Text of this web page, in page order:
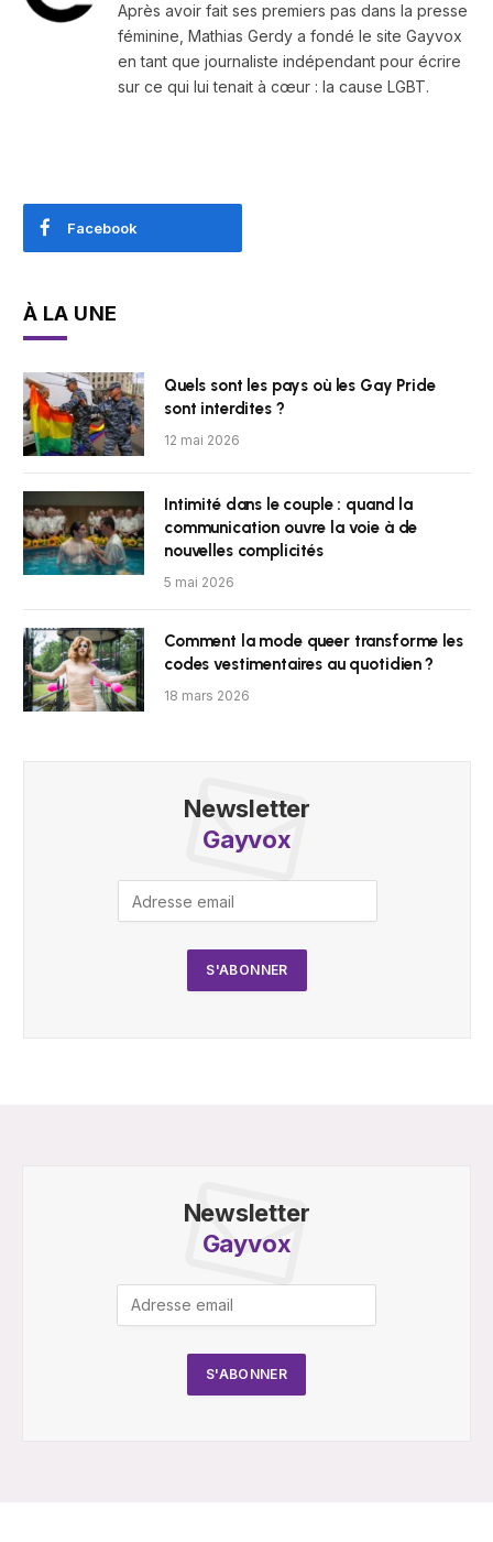
Après avoir fait ses premiers pas dans la presse
féminine, Mathias Gerdy a fondé le site Gayvox
en tant que journaliste indépendant pour écrire
sur ce qui lui tenait à cœur : la cause LGBT.
Facebook
À LA UNE
Quels sont les pays où les Gay Pride
sont interdites ?
12 mai 2026
Intimité dans le couple : quand la
communication ouvre la voie à de
nouvelles complicités
5 mai 2026
Comment la mode queer transforme les
codes vestimentaires au quotidien ?
18 mars 2026
Newsletter
Gayvox
Newsletter
Gayvox